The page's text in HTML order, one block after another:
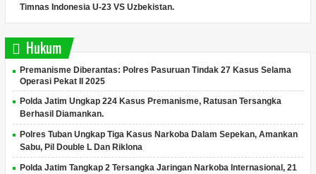
Timnas Indonesia U-23 VS Uzbekistan.
Hukum
Premanisme Diberantas: Polres Pasuruan Tindak 27 Kasus Selama
Operasi Pekat II 2025
Polda Jatim Ungkap 224 Kasus Premanisme, Ratusan Tersangka
Berhasil Diamankan.
Polres Tuban Ungkap Tiga Kasus Narkoba Dalam Sepekan, Amankan
Sabu, Pil Double L Dan Riklona
Polda Jatim Tangkap 2 Tersangka Jaringan Narkoba Internasional, 21